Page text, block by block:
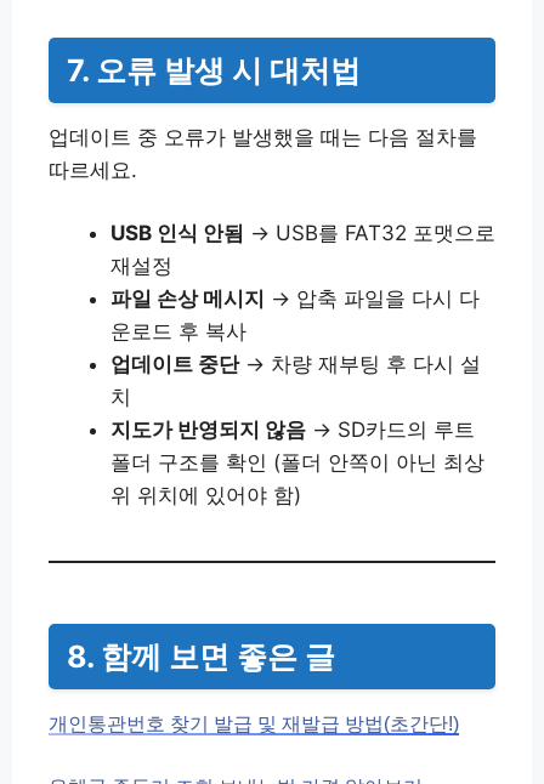
7. 오류 발생 시 대처법
업데이트 중 오류가 발생했을 때는 다음 절차를
따르세요.
USB 인식 안됨 → USB를 FAT32 포맷으로
재설정
파일 손상 메시지 → 압축 파일을 다시 다
운로드 후 복사
업데이트 중단→ 차량 재부팅 후 다시 설
치
지도가 반영되지 않음 → SD카드의 루트
폴더 구조를 확인 (폴더 안쪽이 아닌 최상
위 위치에 있어야 함)
8. 함께 보면 좋은 글
개인통관번호 찾기 발급 및 재발급 방법(초간단!)